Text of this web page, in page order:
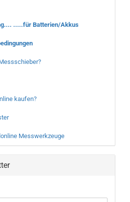
.....für Batterien/Akkus
kaufen?
Messwerkzeuge